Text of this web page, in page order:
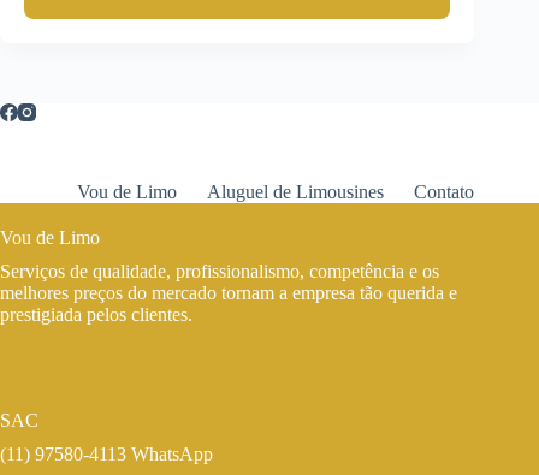
Vou de Limo Aluguel de Limousines Contato
Vou de Limo
Serviços de qualidade, profissionalismo, competência e os
melhores preços do mercado tornam a empresa tão querida e
prestigiada pelos clientes.
SAC
(11) 97580-4113 WhatsApp